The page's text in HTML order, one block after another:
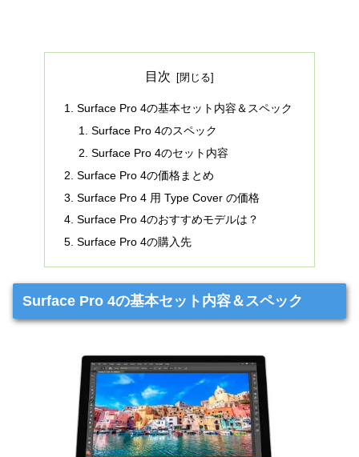
目次
Surface Pro 4の基本セット内容＆スペック
Surface Pro 4のスペック
Surface Pro 4のセット内容
Surface Pro 4の価格まとめ
Surface Pro 4 用 Type Cover の価格
Surface Pro 4のおすすめモデルは？
Surface Pro 4の購入先
Surface Pro 4の基本セット内容＆スペック